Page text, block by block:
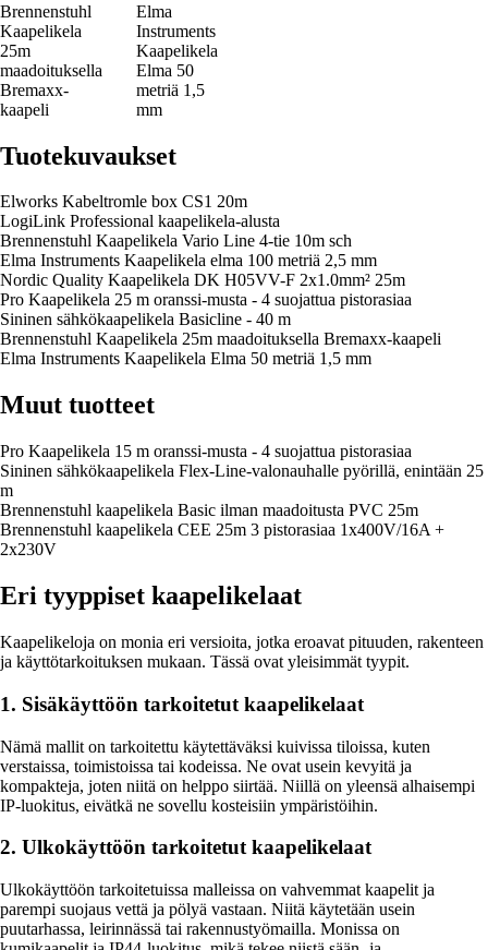
Brennenstuhl
Kaapelikela
25m
maadoituksella
Bremaxx-
kaapeli
Elma
Instruments
Kaapelikela
Elma 50
metriä 1,5
mm
Tuotekuvaukset
Elworks Kabeltromle box CS1 20m
LogiLink Professional kaapelikela-alusta
Brennenstuhl Kaapelikela Vario Line 4-tie 10m sch
Elma Instruments Kaapelikela elma 100 metriä 2,5 mm
Nordic Quality Kaapelikela DK H05VV-F 2x1.0mm² 25m
Pro Kaapelikela 25 m oranssi-musta - 4 suojattua pistorasiaa
Sininen sähkökaapelikela Basicline - 40 m
Brennenstuhl Kaapelikela 25m maadoituksella Bremaxx-kaapeli
Elma Instruments Kaapelikela Elma 50 metriä 1,5 mm
Muut tuotteet
Pro Kaapelikela 15 m oranssi-musta - 4 suojattua pistorasiaa
Sininen sähkökaapelikela Flex-Line-valonauhalle pyörillä, enintään 25
m
Brennenstuhl kaapelikela Basic ilman maadoitusta PVC 25m
Brennenstuhl kaapelikela CEE 25m 3 pistorasiaa 1x400V/16A +
2x230V
Eri tyyppiset kaapelikelaat
Kaapelikeloja on monia eri versioita, jotka eroavat pituuden, rakenteen
ja käyttötarkoituksen mukaan. Tässä ovat yleisimmät tyypit.
1. Sisäkäyttöön tarkoitetut kaapelikelaat
Nämä mallit on tarkoitettu käytettäväksi kuivissa tiloissa, kuten
verstaissa, toimistoissa tai kodeissa. Ne ovat usein kevyitä ja
kompakteja, joten niitä on helppo siirtää. Niillä on yleensä alhaisempi
IP-luokitus, eivätkä ne sovellu kosteisiin ympäristöihin.
2. Ulkokäyttöön tarkoitetut kaapelikelaat
Ulkokäyttöön tarkoitetuissa malleissa on vahvemmat kaapelit ja
parempi suojaus vettä ja pölyä vastaan. Niitä käytetään usein
puutarhassa, leirinnässä tai rakennustyömailla. Monissa on